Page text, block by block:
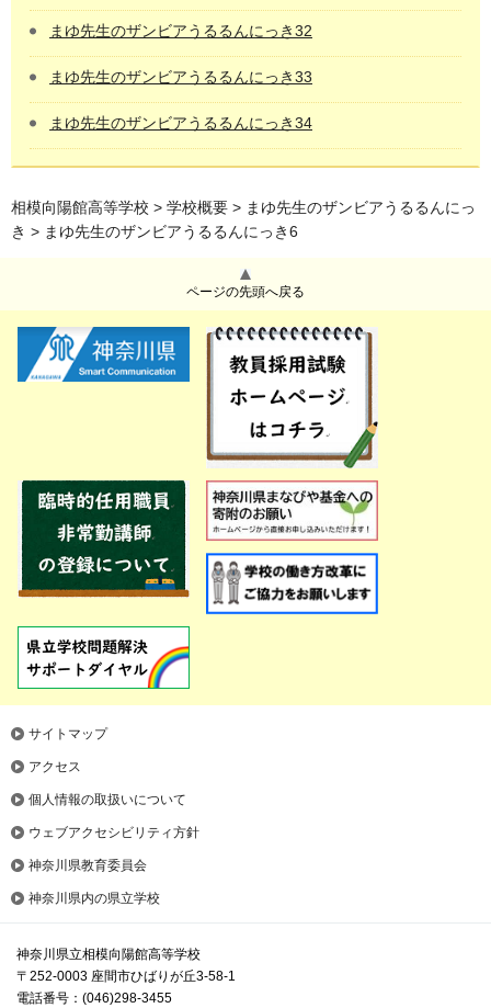
まゆ先生のザンビアうるるんにっき32
まゆ先生のザンビアうるるんにっき33
まゆ先生のザンビアうるるんにっき34
相模向陽館高等学校 > 学校概要 > まゆ先生のザンビアうるるんにっ
き > まゆ先生のザンビアうるるんにっき6
ページの先頭へ戻る
サイトマップ
アクセス
個人情報の取扱いについて
ウェブアクセシビリティ方針
神奈川県教育委員会
神奈川県内の県立学校
神奈川県立相模向陽館高等学校
〒252-0003 座間市ひばりが丘3-58-1
電話番号：(046)298-3455